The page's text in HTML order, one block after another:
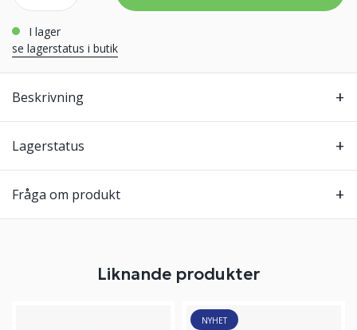
i lager
se lagerstatus i butik
Beskrivning
Lagerstatus
Fråga om produkt
Liknande produkter
NYHET